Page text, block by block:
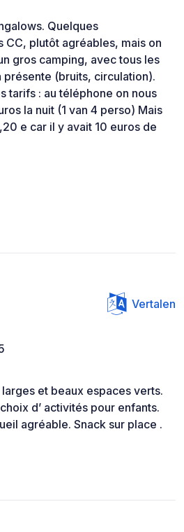
Quelques
CC, plutôt agréables, mais on
gros camping, avec tous les
(bruits, circulation).
tarifs : au téléphone on nous
la nuit (1 van 4 perso) Mais
e car il y avait 10 euros de
Vertalen
et beaux espaces verts.
d’ activités pour enfants.
agréable. Snack sur place .